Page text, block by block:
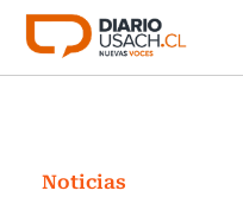
Click acá para ir
Investigación
Noticias